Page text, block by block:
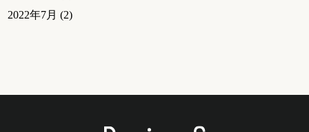
2022年7月 (2)